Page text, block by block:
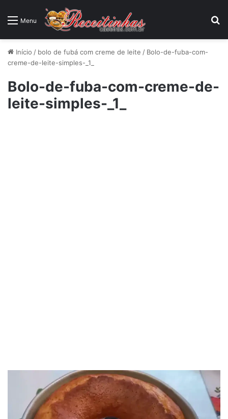
Menu
Início / bolo de fubá com creme de leite / Bolo-de-fuba-com-
creme-de-leite-simples-_1_
Bolo-de-fuba-com-creme-de-
leite-simples-_1_